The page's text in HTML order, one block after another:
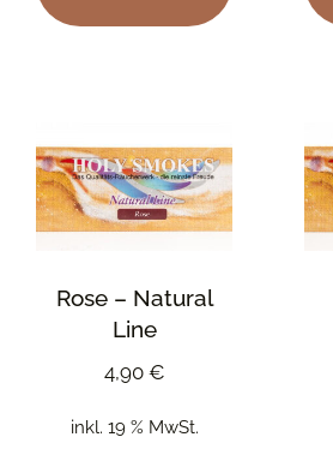
Rose – Natural
Line
4,90 €
inkl. 19 % MwSt.